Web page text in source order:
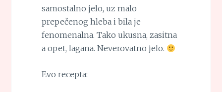
samostalno jelo, uz malo
prepečenog hleba i bila je
fenomenalna. Tako ukusna, zasitna
a opet, lagana. Neverovatno jelo.
Evo recepta: